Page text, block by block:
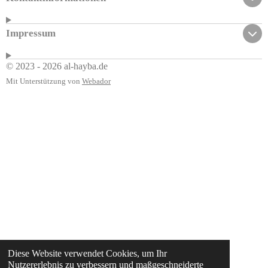
Diese Website verwendet Cookies, um Ihr
Nutzererlebnis zu verbessern und maßgeschneiderte
Impressum
© 2023 - 2026 al-hayba.de
Mit Unterstützung von Webador